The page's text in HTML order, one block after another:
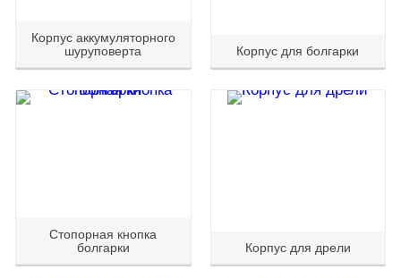
Корпус аккумуляторного
шуруповерта
Корпус для болгарки
Стопорная кнопка
болгарки
Корпус для дрели